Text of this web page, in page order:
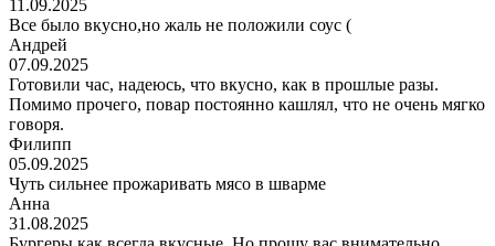
11.09.2025
Все было вкусно,но жаль не положили соус (
Андрей
07.09.2025
Готовили час, надеюсь, что вкусно, как в прошлые разы.
Помимо прочего, повар постоянно кашлял, что не очень мягко
говоря.
Филипп
05.09.2025
Чуть сильнее прожаривать мясо в шварме
Анна
31.08.2025